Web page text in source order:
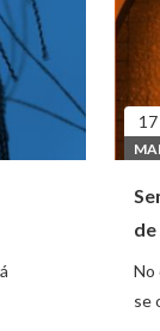
17
MAI
No
se